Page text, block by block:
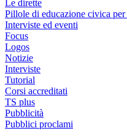
Le dirette
Pillole di educazione civica
Interviste ed eventi
Focus
Logos
Notizie
Interviste
Tutorial
Corsi accreditati
TS plus
Pubblicità
Pubblici proclami